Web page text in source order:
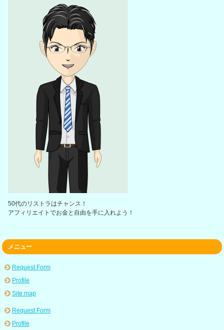
50代のリストラはチャンス！
アフィリエイトでお金と自由を手に入れよう！
メニュー
Request Form
Profile
Site map
Request Form
Profile